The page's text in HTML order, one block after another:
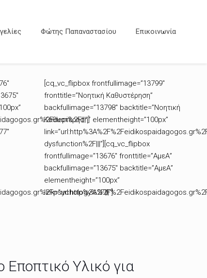
Φώτης Παπαναστασίου Επικοινωνία
[cq_vc_flipbox frontfullimage=”13799″
fronttitle=”Νοητική Καθυστέρηση”
backfullimage=”13798″ backtitle=”Νοητική
Καθυστέρηση” elementheight=”100px”
dysfunction%2F|||”][cq_vc_flipbox
frontfullimage=”13676″ fronttitle=”ΑμεΑ”
backfullimage=”13675″ backtitle=”ΑμεΑ”
elementheight=”100px”
Υλικό για